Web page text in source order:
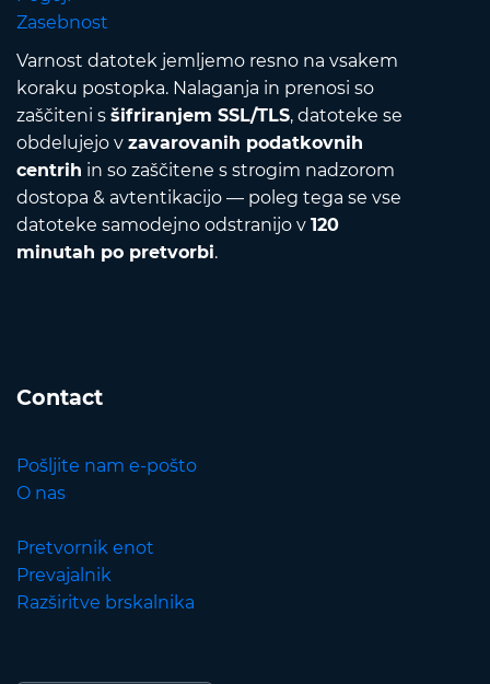
Zasebnost
Varnost datotek jemljemo resno na vsakem
koraku postopka. Nalaganja in prenosi so
zaščiteni s šifriranjem SSL/TLS, datoteke se
obdelujejo v zavarovanih podatkovnih
centrih in so zaščitene s strogim nadzorom
dostopa & avtentikacijo — poleg tega se vse
datoteke samodejno odstranijo v 120
minutah po pretvorbi.
Contact
Pošljite nam e-pošto
O nas
Pretvornik enot
Prevajalnik
Razširitve brskalnika